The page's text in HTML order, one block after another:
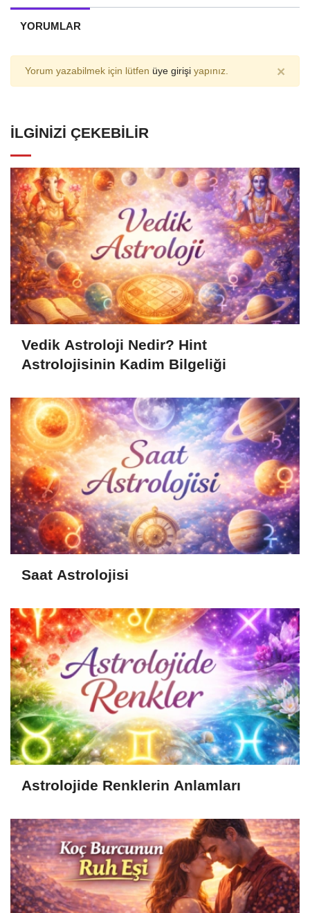
YORUMLAR
Yorum yazabilmek için lütfen üye girişi yapınız. ×
İLGINIZI ÇEKEBILIR
Vedik Astroloji Nedir? Hint
Astrolojisinin Kadim Bilgeliği
Saat Astrolojisi
Astrolojide Renklerin Anlamları